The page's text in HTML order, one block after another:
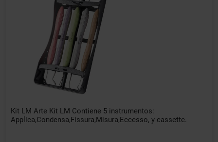
Kit LM Arte Kit LM Contiene 5 instrumentos:
Applica,Condensa,Fissura,Misura,Eccesso, y cassette.